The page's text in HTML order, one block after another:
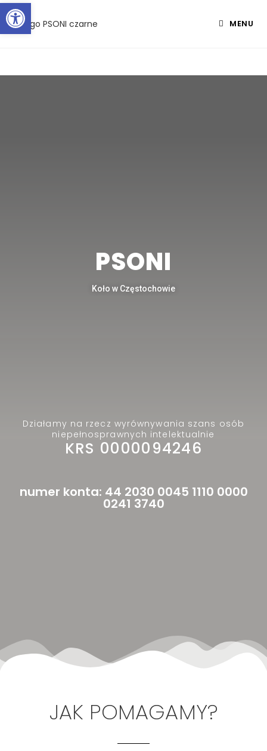
MENU
PSONI
Koło w Częstochowie
Działamy na rzecz wyrównywania szans osób
niepełnosprawnych intelektualnie
KRS 0000094246
numer konta: 44 2030 0045 1110 0000
0241 3740
JAK POMAGAMY?
Open toolbar